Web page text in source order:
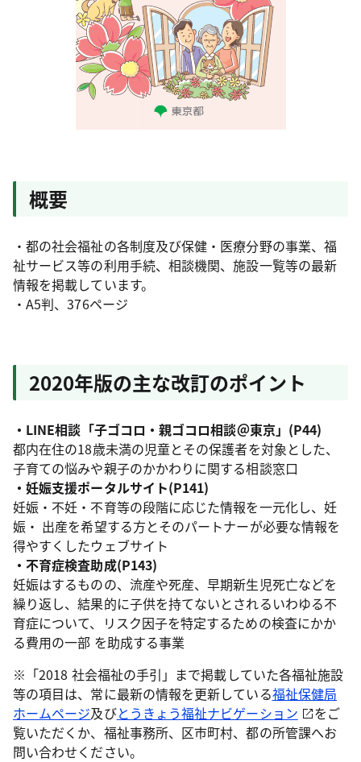
概要
・都の社会福祉の各制度及び保健・医療分野の事業、福
祉サービス等の利用手続、相談機関、施設一覧等の最新
情報を掲載しています。
・A5判、376ページ
2020年版の主な改訂のポイント
・LINE相談「子ゴコロ・親ゴコロ相談＠東京」(P44)
都内在住の18歳未満の児童とその保護者を対象とした、
子育ての悩みや親子のかかわりに関する相談窓口
・妊娠支援ポータルサイト(P141)
妊娠・不妊・不育等の段階に応じた情報を一元化し、妊
娠・ 出産を希望する方とそのパートナーが必要な情報を
得やすくしたウェブサイト
・不育症検査助成(P143)
妊娠はするものの、流産や死産、早期新生児死亡などを
繰り返し、結果的に子供を持てないとされるいわゆる不
育症について、リスク因子を特定するための検査にかか
る費用の一部 を助成する事業
※「2018 社会福祉の手引」まで掲載していた各福祉施設
等の項目は、常に最新の情報を更新している福祉保健局
ホームページ及びとうきょう福祉ナビゲーション
をご
覧いただくか、福祉事務所、区市町村、都の所管課へお
問い合わせください。